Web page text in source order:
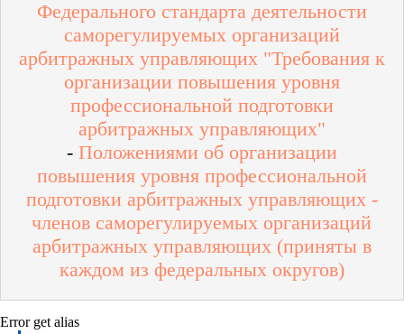
Федерального стандарта деятельности
саморегулируемых организаций
арбитражных управляющих "Требования к
организации повышения уровня
профессиональной подготовки
арбитражных управляющих"
- Положениями об организации
повышения уровня профессиональной
подготовки арбитражных управляющих -
членов саморегулируемых организаций
арбитражных управляющих (приняты в
каждом из федеральных округов)
Error get alias